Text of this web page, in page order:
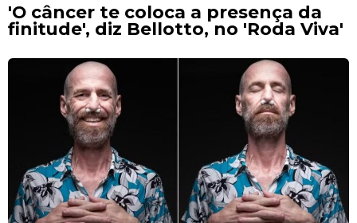
'O câncer te coloca a presença da
finitude', diz Bellotto, no 'Roda Viva'